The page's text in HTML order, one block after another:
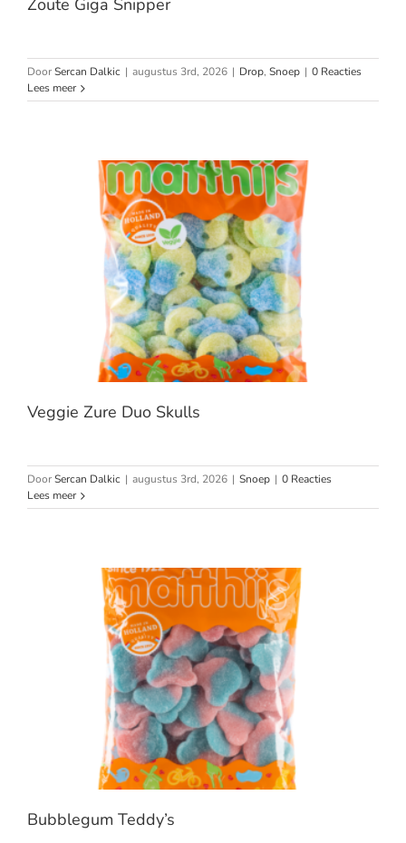
Zoute Giga Snipper
DoorSercan Dalkic | augustus 3rd, 2026 | Drop, Snoep | 0 Reacties
Lees meer
Veggie Zure Duo Skulls
DoorSercan Dalkic | augustus 3rd, 2026 | Snoep | 0 Reacties
Lees meer
Bubblegum Teddy’s